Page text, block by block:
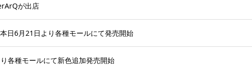
が出店
日6月21日より各種モールにて発売開始
各種モールにて新色追加発売開始